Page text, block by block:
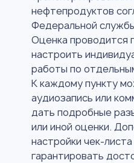
нефтепродуктов
Федеральной
Оценка проводится
настроить
работы по
К каждому пункту
аудиозапись или
дать подробные
или иной оценки.
настройки чек-
гарантировать